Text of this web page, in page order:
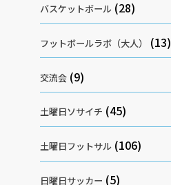
バスケットボール (28)
フットボールラボ（大人） (13)
交流会 (9)
土曜日ソサイチ (45)
土曜日フットサル (106)
日曜日サッカー (5)